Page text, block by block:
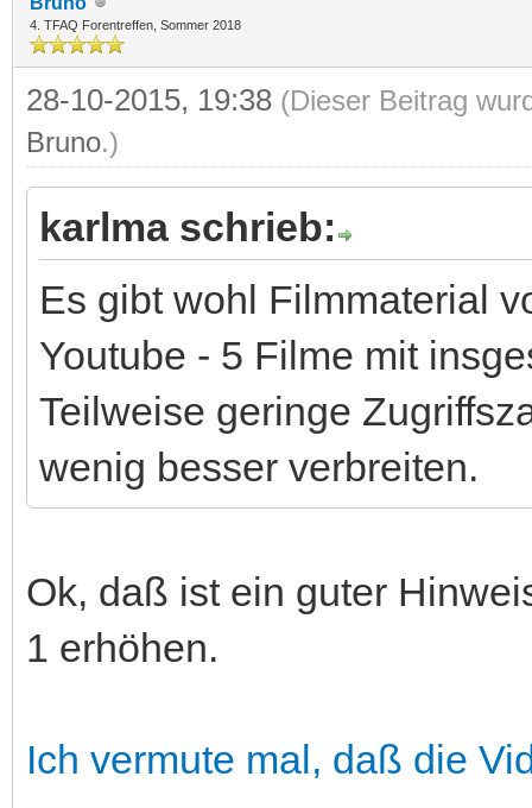
4. TFAQ Forentreffen, Sommer 2018
28-10-2015, 19:38 (Dieser Beitrag
Bruno.)
karlma schrieb:
Es gibt wohl Filmmaterial
Youtube - 5 Filme mit
Teilweise geringe
wenig besser verbreiten.
Ok, daß ist ein guter
1 erhöhen.
Ich vermute mal, daß die